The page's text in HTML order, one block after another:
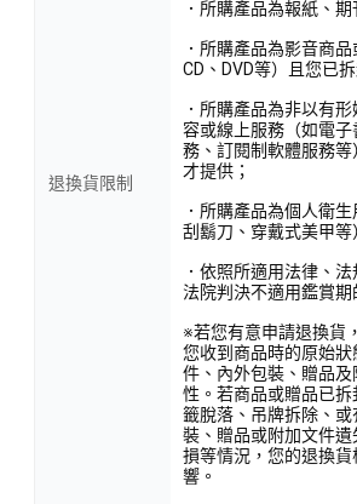
退換貨限制
．所購產品為報紙、期
．所購產品為影音商
CD、DVD等）且您已拆
．所購產品為非以有
容或線上服務（如電
務、訂閱制軟體服務
才提供；
．所購產品為個人衛
刮鬍刀、穿戴式美甲等
．依照所適用法律、
法院判決不適用鑑賞期
※若您有意申請退換貨
您收到商品時的原始
件、內外包裝、贈品
性。若商品或贈品已
籤脫落、吊牌拆除、
裝、贈品或附加文件
損等情況，您的退換
響。